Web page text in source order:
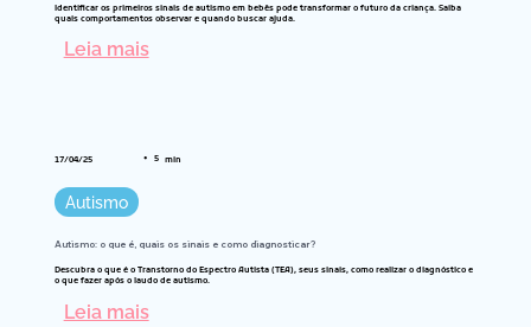
Identificar os primeiros sinais de autismo em bebês pode transformar o futuro da criança. Saiba
quais comportamentos observar e quando buscar ajuda.
Leia mais
17/04/25 • 5 min
Autismo
Autismo: o que é, quais os sinais e como diagnosticar?
Descubra o que é o Transtorno do Espectro Autista (TEA), seus sinais, como realizar o diagnóstico e
o que fazer após o laudo de autismo.
Leia mais